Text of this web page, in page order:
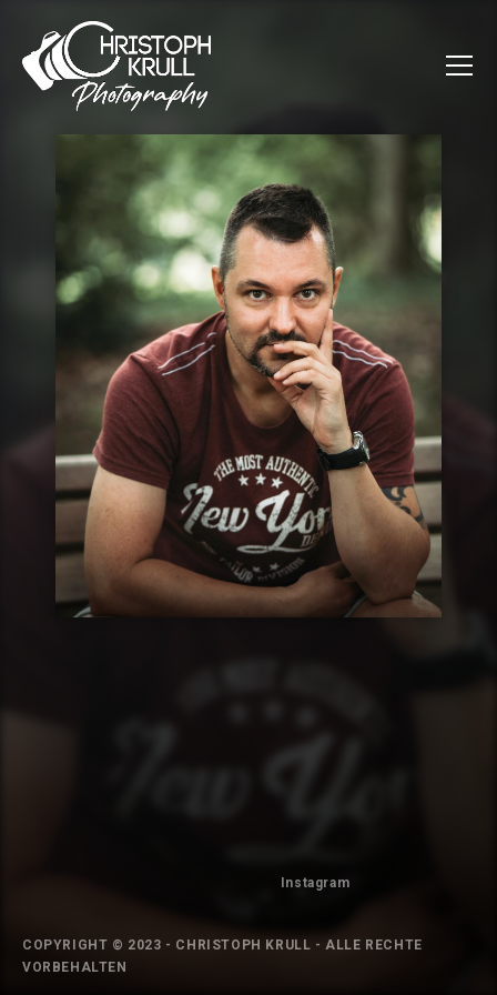
Instagram
COPYRIGHT © 2023 - CHRISTOPH KRULL - ALLE RECHTE
VORBEHALTEN